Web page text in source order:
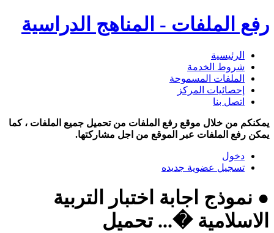
رفع الملفات - المناهج الدراسية
الرئيسية
شروط الخدمة
الملفات المسموحة
إحصائيات المركز
اتصل بنا
يمكنكم من خلال موقع رفع الملفات من تحميل جميع الملفات ، كما
يمكن رفع الملفات عبر الموقع من اجل مشاركتها.
دخول
تسجيل عضوية جديده
● نموذج اجابة اختبار التربية
الاسلامية �... تحميل